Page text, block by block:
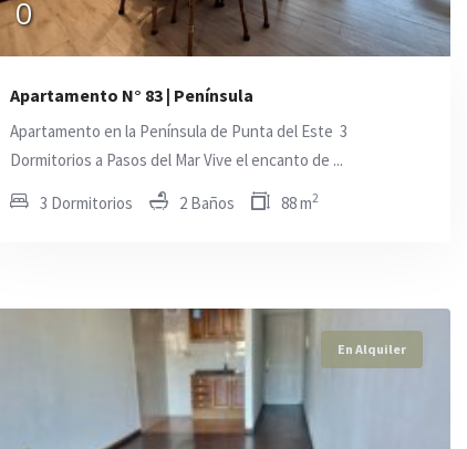
36.000
28.000
0
Apartamento N° 83 | Península
Apartamento en la Península de Punta del Este  3
Dormitorios a Pasos del Mar Vive el encanto de ...
3 Dormitorios 2 Baños 88 m2
En Alquiler
En Alquiler
En Alquiler